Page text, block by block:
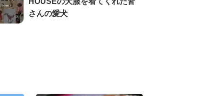
さんの愛犬